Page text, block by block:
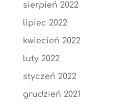
sierpień 2022
lipiec 2022
kwiecień 2022
luty 2022
styczeń 2022
grudzień 2021